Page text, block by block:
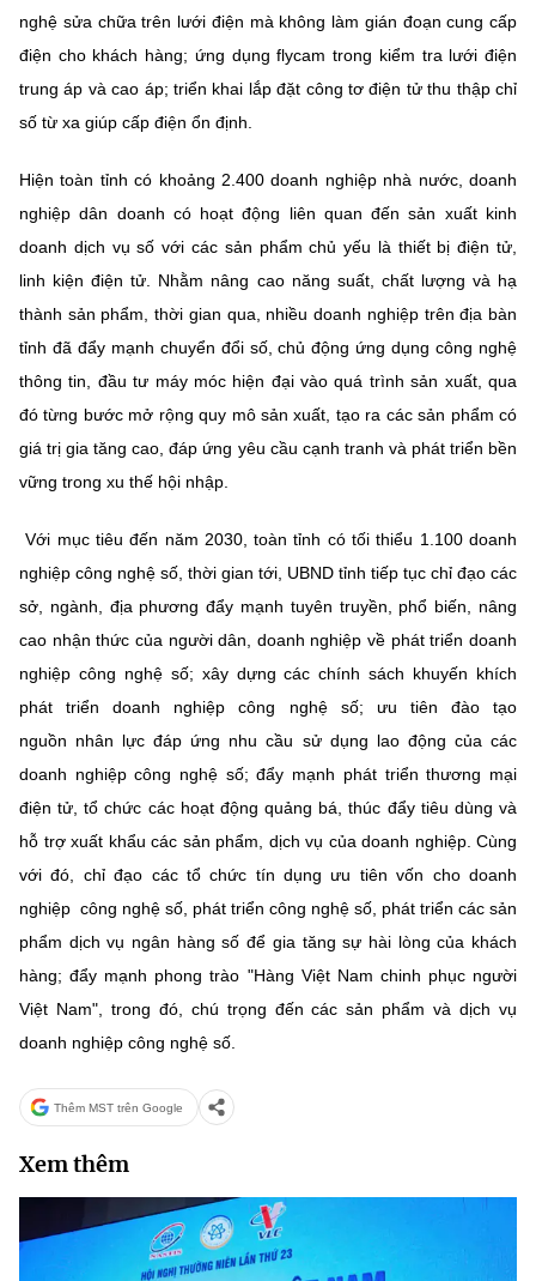
nghệ sửa chữa trên lưới điện mà không làm gián đoạn cung cấp
điện cho khách hàng; ứng dụng flycam trong kiểm tra lưới điện
trung áp và cao áp; triển khai lắp đặt công tơ điện tử thu thập chỉ
số từ xa giúp cấp điện ổn định.
Hiện toàn tỉnh có khoảng 2.400 doanh nghiệp nhà nước, doanh
nghiệp dân doanh có hoạt động liên quan đến sản xuất kinh
doanh dịch vụ số với các sản phẩm chủ yếu là thiết bị điện tử,
linh kiện điện tử. Nhằm nâng cao năng suất, chất lượng và hạ
thành sản phẩm, thời gian qua, nhiều doanh nghiệp trên địa bàn
tỉnh đã đẩy mạnh chuyển đổi số, chủ động ứng dụng công nghệ
thông tin, đầu tư máy móc hiện đại vào quá trình sản xuất, qua
đó từng bước mở rộng quy mô sản xuất, tạo ra các sản phẩm có
giá trị gia tăng cao, đáp ứng yêu cầu cạnh tranh và phát triển bền
vững trong xu thế hội nhập.
Với mục tiêu đến năm 2030, toàn tỉnh có tối thiểu 1.100 doanh
nghiệp công nghệ số, thời gian tới, UBND tỉnh tiếp tục chỉ đạo các
sở, ngành, địa phương đẩy mạnh tuyên truyền, phổ biến, nâng
cao nhận thức của người dân, doanh nghiệp về phát triển doanh
nghiệp công nghệ số; xây dựng các chính sách khuyến khích
phát triển doanh nghiệp công nghệ số; ưu tiên đào tạo
nguồn nhân lực đáp ứng nhu cầu sử dụng lao động của các
doanh nghiệp công nghệ số; đẩy mạnh phát triển thương mại
điện tử, tổ chức các hoạt động quảng bá, thúc đẩy tiêu dùng và
hỗ trợ xuất khẩu các sản phẩm, dịch vụ của doanh nghiệp. Cùng
với đó, chỉ đạo các tổ chức tín dụng ưu tiên vốn cho doanh
nghiệp công nghệ số, phát triển công nghệ số, phát triển các sản
phẩm dịch vụ ngân hàng số để gia tăng sự hài lòng của khách
hàng; đẩy mạnh phong trào "Hàng Việt Nam chinh phục người
Việt Nam", trong đó, chú trọng đến các sản phẩm và dịch vụ
doanh nghiệp công nghệ số.
Thêm MST trên Google
Xem thêm